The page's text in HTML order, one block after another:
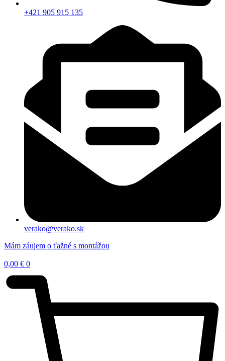
+421 905 915 135
verako@verako.sk
Mám záujem o ťažné s montážou
0,00 € 0